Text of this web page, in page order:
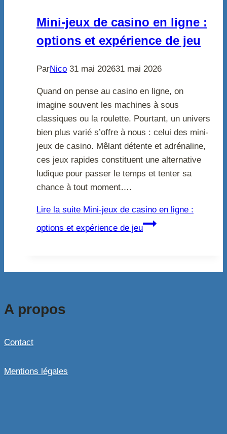
Mini-jeux de casino en ligne :
options et expérience de jeu
ParNico 31 mai 202631 mai 2026
Quand on pense au casino en ligne, on
imagine souvent les machines à sous
classiques ou la roulette. Pourtant, un univers
bien plus varié s’offre à nous : celui des mini-
jeux de casino. Mêlant détente et adrénaline,
ces jeux rapides constituent une alternative
ludique pour passer le temps et tenter sa
chance à tout moment….
Lire la suite Mini-jeux de casino en ligne :
options et expérience de jeu
A propos
Contact
Mentions légales